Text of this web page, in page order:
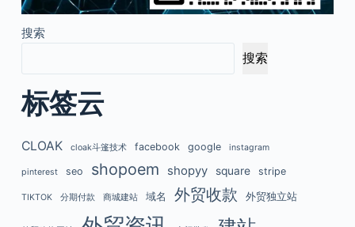
搜索
搜索
标签云
CLOAK cloak斗篷技术 facebook google instagram
pinterest seo shopoem shopyy square stripe
TIKTOK 分期付款 商城建站 域名 外贸收款 外贸独立站